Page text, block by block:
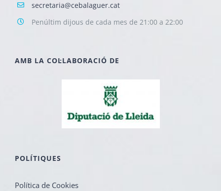
secretaria@cebalaguer.cat
Penúltim dijous de cada mes de 21:00 a 22:00
AMB LA COL·LABORACIÓ DE
POLÍTIQUES
Política de Cookies